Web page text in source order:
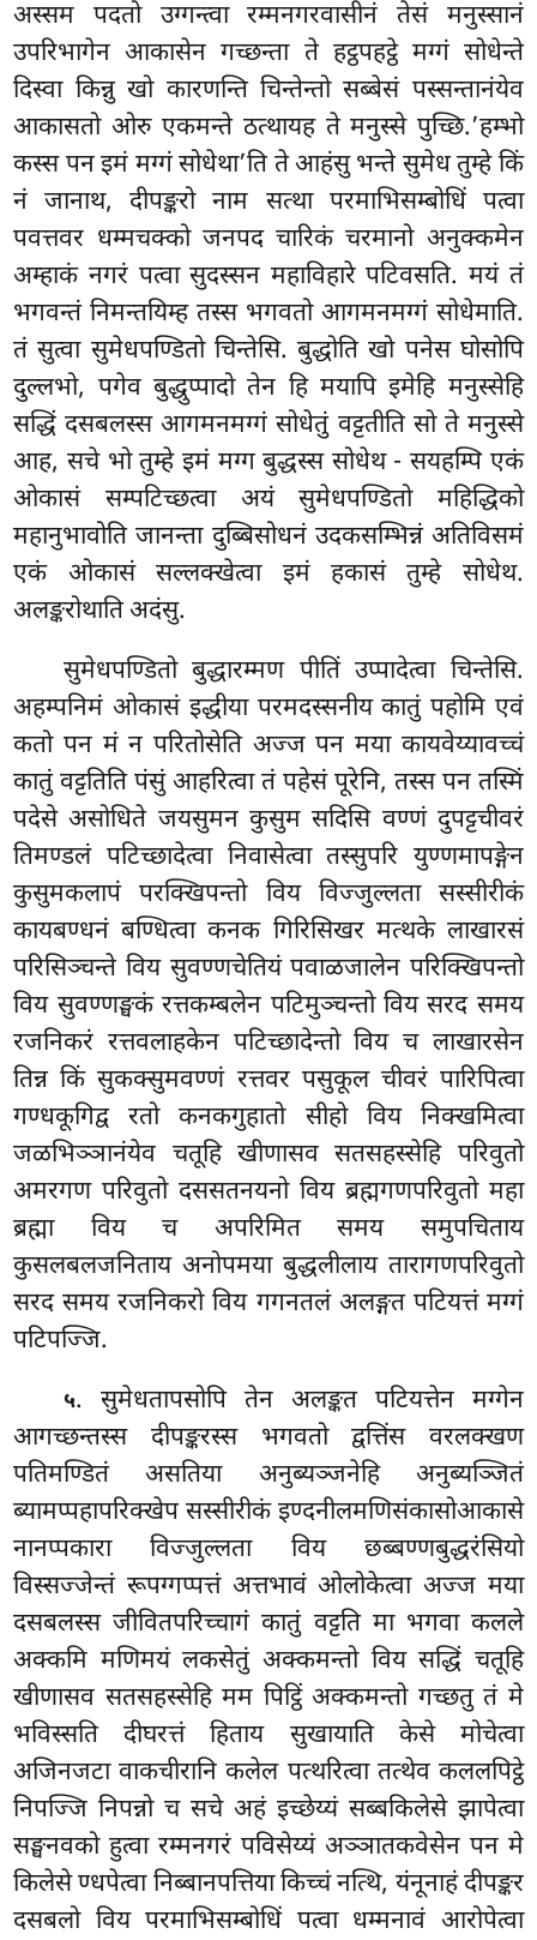
अस्सम पदतो उग्गन्त्वा रम्मनगरवासीनं तेसं मनुस्सानं
उपरिभागेन आकासेन गच्छन्ता ते हट्ठपहट्ठे मग्गं सोधेन्ते
दिस्वा किन्नु खो कारणन्ति चिन्तेन्तो सब्बेसं पस्सन्तानंयेव
आकासतो ओरु एकमन्ते ठत्थायह ते मनुस्से पुच्छि.’हम्भो
कस्स पन इमं मग्गं सोधेथा’ति ते आहंसु भन्ते सुमेध तुम्हे किं
नं जानाथ, दीपङ्करो नाम सत्था परमाभिसम्बोधिं पत्वा
पवत्तवर धम्मचक्को जनपद चारिकं चरमानो अनुक्कमेन
अम्हाकं नगरं पत्वा सुदस्सन महाविहारे पटिवसति. मयं तं
भगवन्तं निमन्तयिम्ह तस्स भगवतो आगमनमग्गं सोधेमाति.
तं सुत्वा सुमेधपण्डितो चिन्तेसि. बुद्धोति खो पनेस घोसोपि
दुल्लभो, पगेव बुद्धुप्पादो तेन हि मयापि इमेहि मनुस्सेहि
सद्धिं दसबलस्स आगमनमग्गं सोधेतुं वट्टतीति सो ते मनुस्से
आह, सचे भो तुम्हे इमं मग्ग बुद्धस्स सोधेथ - सयहम्पि एकं
ओकासं सम्पटिच्छत्वा अयं सुमेधपण्डितो महिद्धिको
महानुभावोति जानन्ता दुब्बिसोधनं उदकसम्भिन्नं अतिविसमं
एकं ओकासं सल्लक्खेत्वा इमं हकासं तुम्हे सोधेथ.
अलङ्करोथाति अदंसु.
सुमेधपण्डितो बुद्धारम्मण पीतिं उप्पादेत्वा चिन्तेसि.
अहम्पनिमं ओकासं इद्धीया परमदस्सनीय कातुं पहोमि एवं
कतो पन मं न परितोसेति अज्ज पन मया कायवेय्यावच्चं
कातुं वट्टतिति पंसुं आहरित्वा तं पहेसं पूरेनि, तस्स पन तस्मिं
पदेसे असोधिते जयसुमन कुसुम सदिसि वण्णं दुपट्टचीवरं
तिमण्डलं पटिच्छादेत्वा निवासेत्वा तस्सुपरि युण्णमापङ्गेन
कुसुमकलापं परक्खिपन्तो विय विज्जुल्लता सस्सीरीकं
कायबण्धनं बण्धित्वा कनक गिरिसिखर मत्थके लाखारसं
परिसिञ्चन्ते विय सुवण्णचेतियं पवाळजालेन परिक्खिपन्तो
विय सुवण्णङ्घकं रत्तकम्बलेन पटिमुञ्चन्तो विय सरद समय
रजनिकरं रत्तवलाहकेन पटिच्छादेन्तो विय च लाखारसेन
तिन्न किं सुकक्सुमवण्णं रत्तवर पसुकूल चीवरं पारिपित्वा
गण्धकूगिद्व रतो कनकगुहातो सीहो विय निक्खमित्वा
जळभिञ्ञानंयेव चतूहि खीणासव सतसहस्सेहि परिवुतो
अमरगण परिवुतो दससतनयनो विय ब्रह्मगणपरिवुतो महा
ब्रह्मा विय च अपरिमित समय समुपचिताय
कुसलबलजनिताय अनोपमया बुद्धलीलाय तारागणपरिवुतो
सरद समय रजनिकरो विय गगनतलं अलङ्गत पटियत्तं मग्गं
पटिपज्जि.
५. सुमेधतापसोपि तेन अलङ्कत पटियत्तेन मग्गेन
आगच्छन्तस्स दीपङ्करस्स भगवतो द्वत्तिंस वरलक्खण
पतिमण्डितं असतिया अनुब्यञ्जनेहि अनुब्यञ्जितं
ब्यामप्पहापरिक्खेप सस्सीरीकं इण्दनीलमणिसंकासोआकासे
नानप्पकारा विज्जुल्लता विय छब्बण्णबुद्धरंसियो
विस्सज्जेन्तं रूपग्गप्पत्तं अत्तभावं ओलोकेत्वा अज्ज मया
दसबलस्स जीवितपरिच्चागं कातुं वट्टति मा भगवा कलले
अक्कमि मणिमयं लकसेतुं अक्कमन्तो विय सद्धिं चतूहि
खीणासव सतसहस्सेहि मम पिट्ठिं अक्कमन्तो गच्छतु तं मे
भविस्सति दीघरत्तं हिताय सुखायाति केसे मोचेत्वा
अजिनजटा वाकचीरानि कलेल पत्थरित्वा तत्थेव कललपिट्ठे
निपज्जि निपन्नो च सचे अहं इच्छेय्यं सब्बकिलेसे झापेत्वा
सङ्घनवको हुत्वा रम्मनगरं पविसेय्यं अञ्ञातकवेसेन पन मे
किलेसे ण्धपेत्वा निब्बानपत्तिया किच्चं नत्थि, यंनूनाहं दीपङ्कर
दसबलो विय परमाभिसम्बोधिं पत्वा धम्मनावं आरोपेत्वा